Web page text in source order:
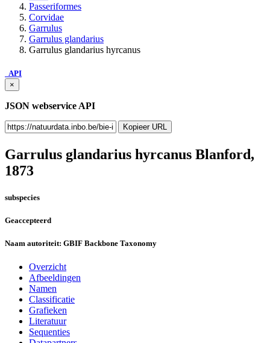
Passeriformes
Corvidae
Garrulus
Garrulus glandarius
Garrulus glandarius hyrcanus
API
×
JSON webservice API
Kopieer URL
Garrulus glandarius hyrcanus Blanford,
1873
subspecies
Geaccepteerd
Naam autoriteit: GBIF Backbone Taxonomy
Overzicht
Afbeeldingen
Namen
Classificatie
Grafieken
Literatuur
Sequenties